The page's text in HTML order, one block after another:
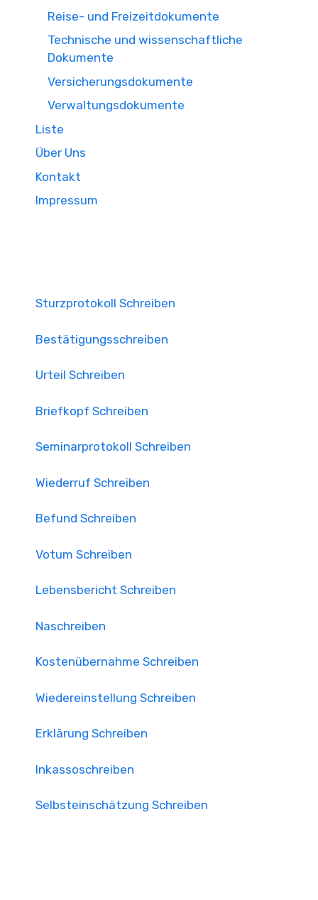
Reise- und Freizeitdokumente
Technische und wissenschaftliche
Dokumente
Versicherungsdokumente
Verwaltungsdokumente
Liste
Über Uns
Kontakt
Impressum
Sturzprotokoll Schreiben
Bestätigungsschreiben
Urteil Schreiben
Briefkopf Schreiben
Seminarprotokoll Schreiben
Wiederruf Schreiben
Befund Schreiben
Votum Schreiben
Lebensbericht Schreiben
Naschreiben
Kostenübernahme Schreiben
Wiedereinstellung Schreiben
Erklärung Schreiben
Inkassoschreiben
Selbsteinschätzung Schreiben